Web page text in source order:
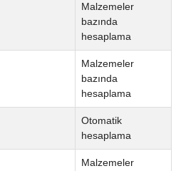
Malzemeler
bazında
hesaplama
Malzemeler
bazında
hesaplama
Otomatik
hesaplama
Malzemeler